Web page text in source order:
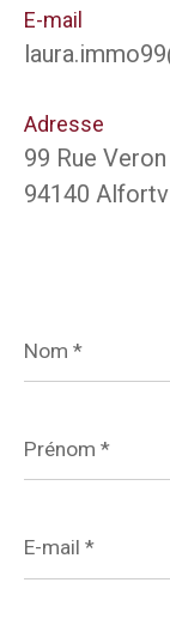
E-mail
Adresse
99 Rue Veron
94140
*
*
mail
*